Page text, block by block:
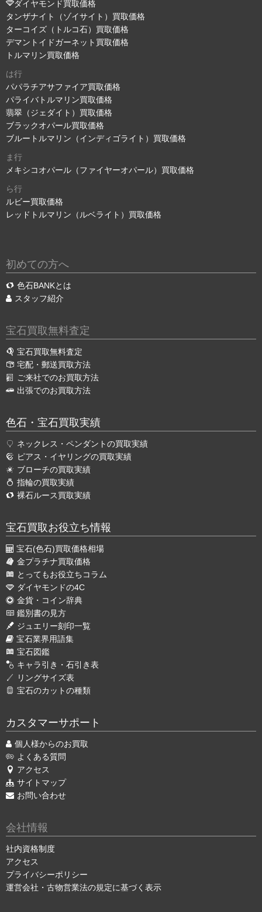
ダイヤモンド買取価格
タンザナイト（ゾイサイト）買取価格
ターコイズ（トルコ石）買取価格
デマントイドガーネット買取価格
トルマリン買取価格
は行
パパラチアサファイア買取価格
パライバトルマリン買取価格
翡翠（ジェダイト）買取価格
ブラックオパール買取価格
ブルートルマリン（インディゴライト）買取価格
ま行
メキシコオパール（ファイヤーオパール）買取価格
ら行
ルビー買取価格
レッドトルマリン（ルベライト）買取価格
初めての方へ
色石BANKとは
スタッフ紹介
宝石買取無料査定
宝石買取無料査定
宅配・郵送買取方法
ご来社でのお買取方法
出張でのお買取方法
色石・宝石買取実績
ネックレス・ペンダントの買取実績
ピアス・イヤリングの買取実績
ブローチの買取実績
指輪の買取実績
裸石ルース買取実績
宝石買取お役立ち情報
宝石(色石)買取価格相場
金プラチナ買取価格
とってもお役立ちコラム
ダイヤモンドの4C
金貨・コイン辞典
鑑別書の見方
ジュエリー刻印一覧
宝石業界用語集
宝石図鑑
キャラ引き・石引き表
リングサイズ表
宝石のカットの種類
カスタマーサポート
個人様からのお買取
よくある質問
アクセス
サイトマップ
お問い合わせ
会社情報
社内資格制度
アクセス
プライバシーポリシー
運営会社・古物営業法の規定に基づく表示